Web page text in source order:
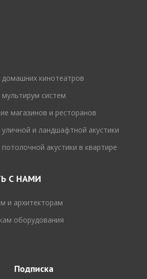
домашних кинотеатров
мультирум систем
магазинов и ресторанов
уличной и ландшафтной акустики
акустики в квартире
С НАМИ
и архитекторам
оборудования
Подписка